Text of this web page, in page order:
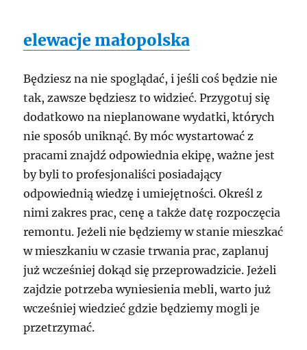
elewacje małopolska
Będziesz na nie spoglądać, i jeśli coś będzie nie
tak, zawsze będziesz to widzieć. Przygotuj się
dodatkowo na nieplanowane wydatki, których
nie sposób uniknąć. By móc wystartować z
pracami znajdź odpowiednia ekipę, ważne jest
by byli to profesjonaliści posiadający
odpowiednią wiedzę i umiejętności. Określ z
nimi zakres prac, cenę a także datę rozpoczęcia
remontu. Jeżeli nie będziemy w stanie mieszkać
w mieszkaniu w czasie trwania prac, zaplanuj
już wcześniej dokąd się przeprowadzicie. Jeżeli
zajdzie potrzeba wyniesienia mebli, warto już
wcześniej wiedzieć gdzie będziemy mogli je
przetrzymać.